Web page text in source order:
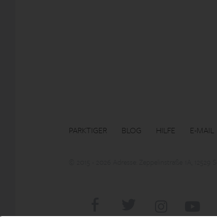
PARKTIGER BLOG HILFE E-MAIL